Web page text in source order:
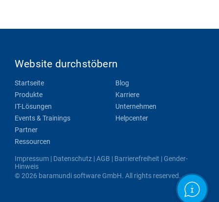
Website durchstöbern
Startseite
Produkte
IT-Lösungen
Events & Trainings
Partner
Ressourcen
Blog
Karriere
Unternehmen
Helpcenter
Impressum | Datenschutz |AGB | Barrierefreiheit | Gender-
Hinweis
© 2026 baramundi software GmbH. All rights reserved.